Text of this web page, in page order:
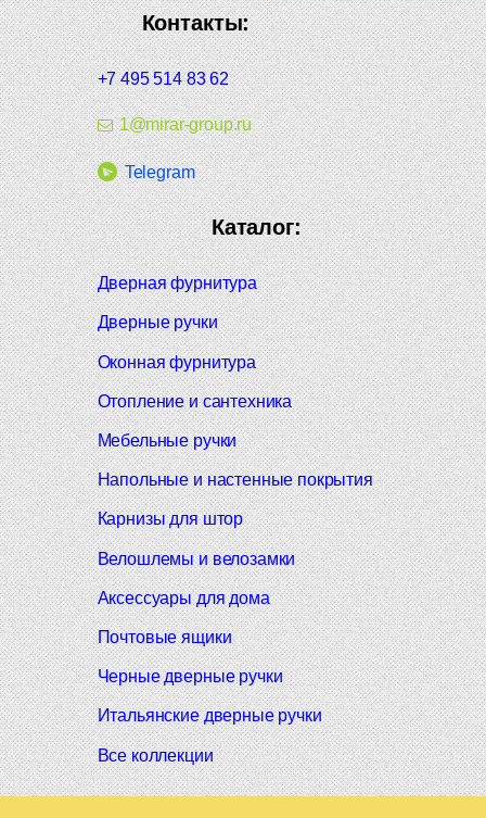
Контакты:
+7 495 514 83 62
1@mirar-group.ru
Telegram
Каталог:
Дверная фурнитура
Дверные ручки
Оконная фурнитура
Отопление и сантехника
Мебельные ручки
Напольные и настенные покрытия
Карнизы для штор
Велошлемы и велозамки
Аксессуары для дома
Почтовые ящики
Черные дверные ручки
Итальянские дверные ручки
Все коллекции